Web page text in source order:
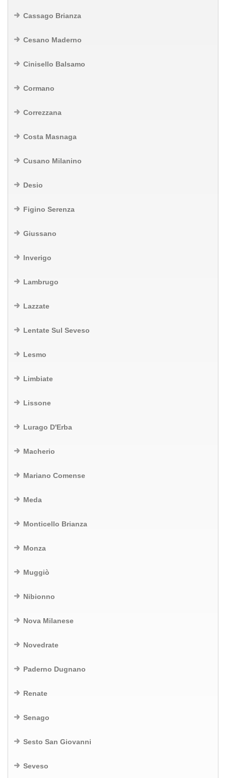
Cassago Brianza
Cesano Maderno
Cinisello Balsamo
Cormano
Correzzana
Costa Masnaga
Cusano Milanino
Desio
Figino Serenza
Giussano
Inverigo
Lambrugo
Lazzate
Lentate Sul Seveso
Lesmo
Limbiate
Lissone
Lurago D'Erba
Macherio
Mariano Comense
Meda
Monticello Brianza
Monza
Muggiò
Nibionno
Nova Milanese
Novedrate
Paderno Dugnano
Renate
Senago
Sesto San Giovanni
Seveso